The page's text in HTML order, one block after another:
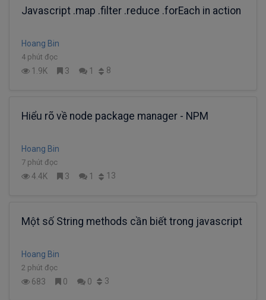
Javascript .map .filter .reduce .forEach in action
Hoang Bin
4 phút đọc
1.9K 3 1 8
Hiểu rõ về node package manager - NPM
Hoang Bin
7 phút đọc
4.4K 3 1 13
Một số String methods cần biết trong javascript
Hoang Bin
2 phút đọc
683 0 0 3